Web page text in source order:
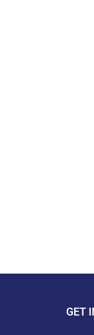
GET